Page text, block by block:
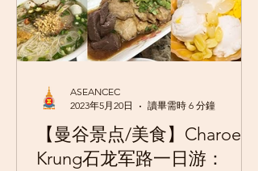
【曼谷景点/美食】Charoen
Krung石龙军路一日游：
ASEANCEC
2023年5月20日
讀畢需時 6 分鐘